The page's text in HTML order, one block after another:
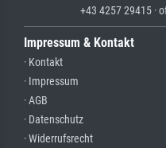
+43 4257 29415 ·
Impressum & Kontakt
· Kontakt
· Impressum
· AGB
· Datenschutz
· Widerrufsrecht